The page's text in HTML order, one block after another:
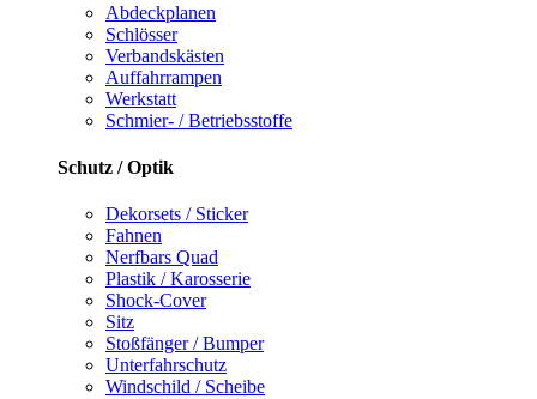
Abdeckplanen
Schlösser
Verbandskästen
Auffahrrampen
Werkstatt
Schmier- / Betriebsstoffe
Schutz / Optik
Dekorsets / Sticker
Fahnen
Nerfbars Quad
Plastik / Karosserie
Shock-Cover
Sitz
Stoßfänger / Bumper
Unterfahrschutz
Windschild / Scheibe